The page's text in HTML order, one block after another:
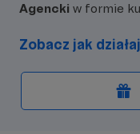
Agencki w formie
Zobacz jak